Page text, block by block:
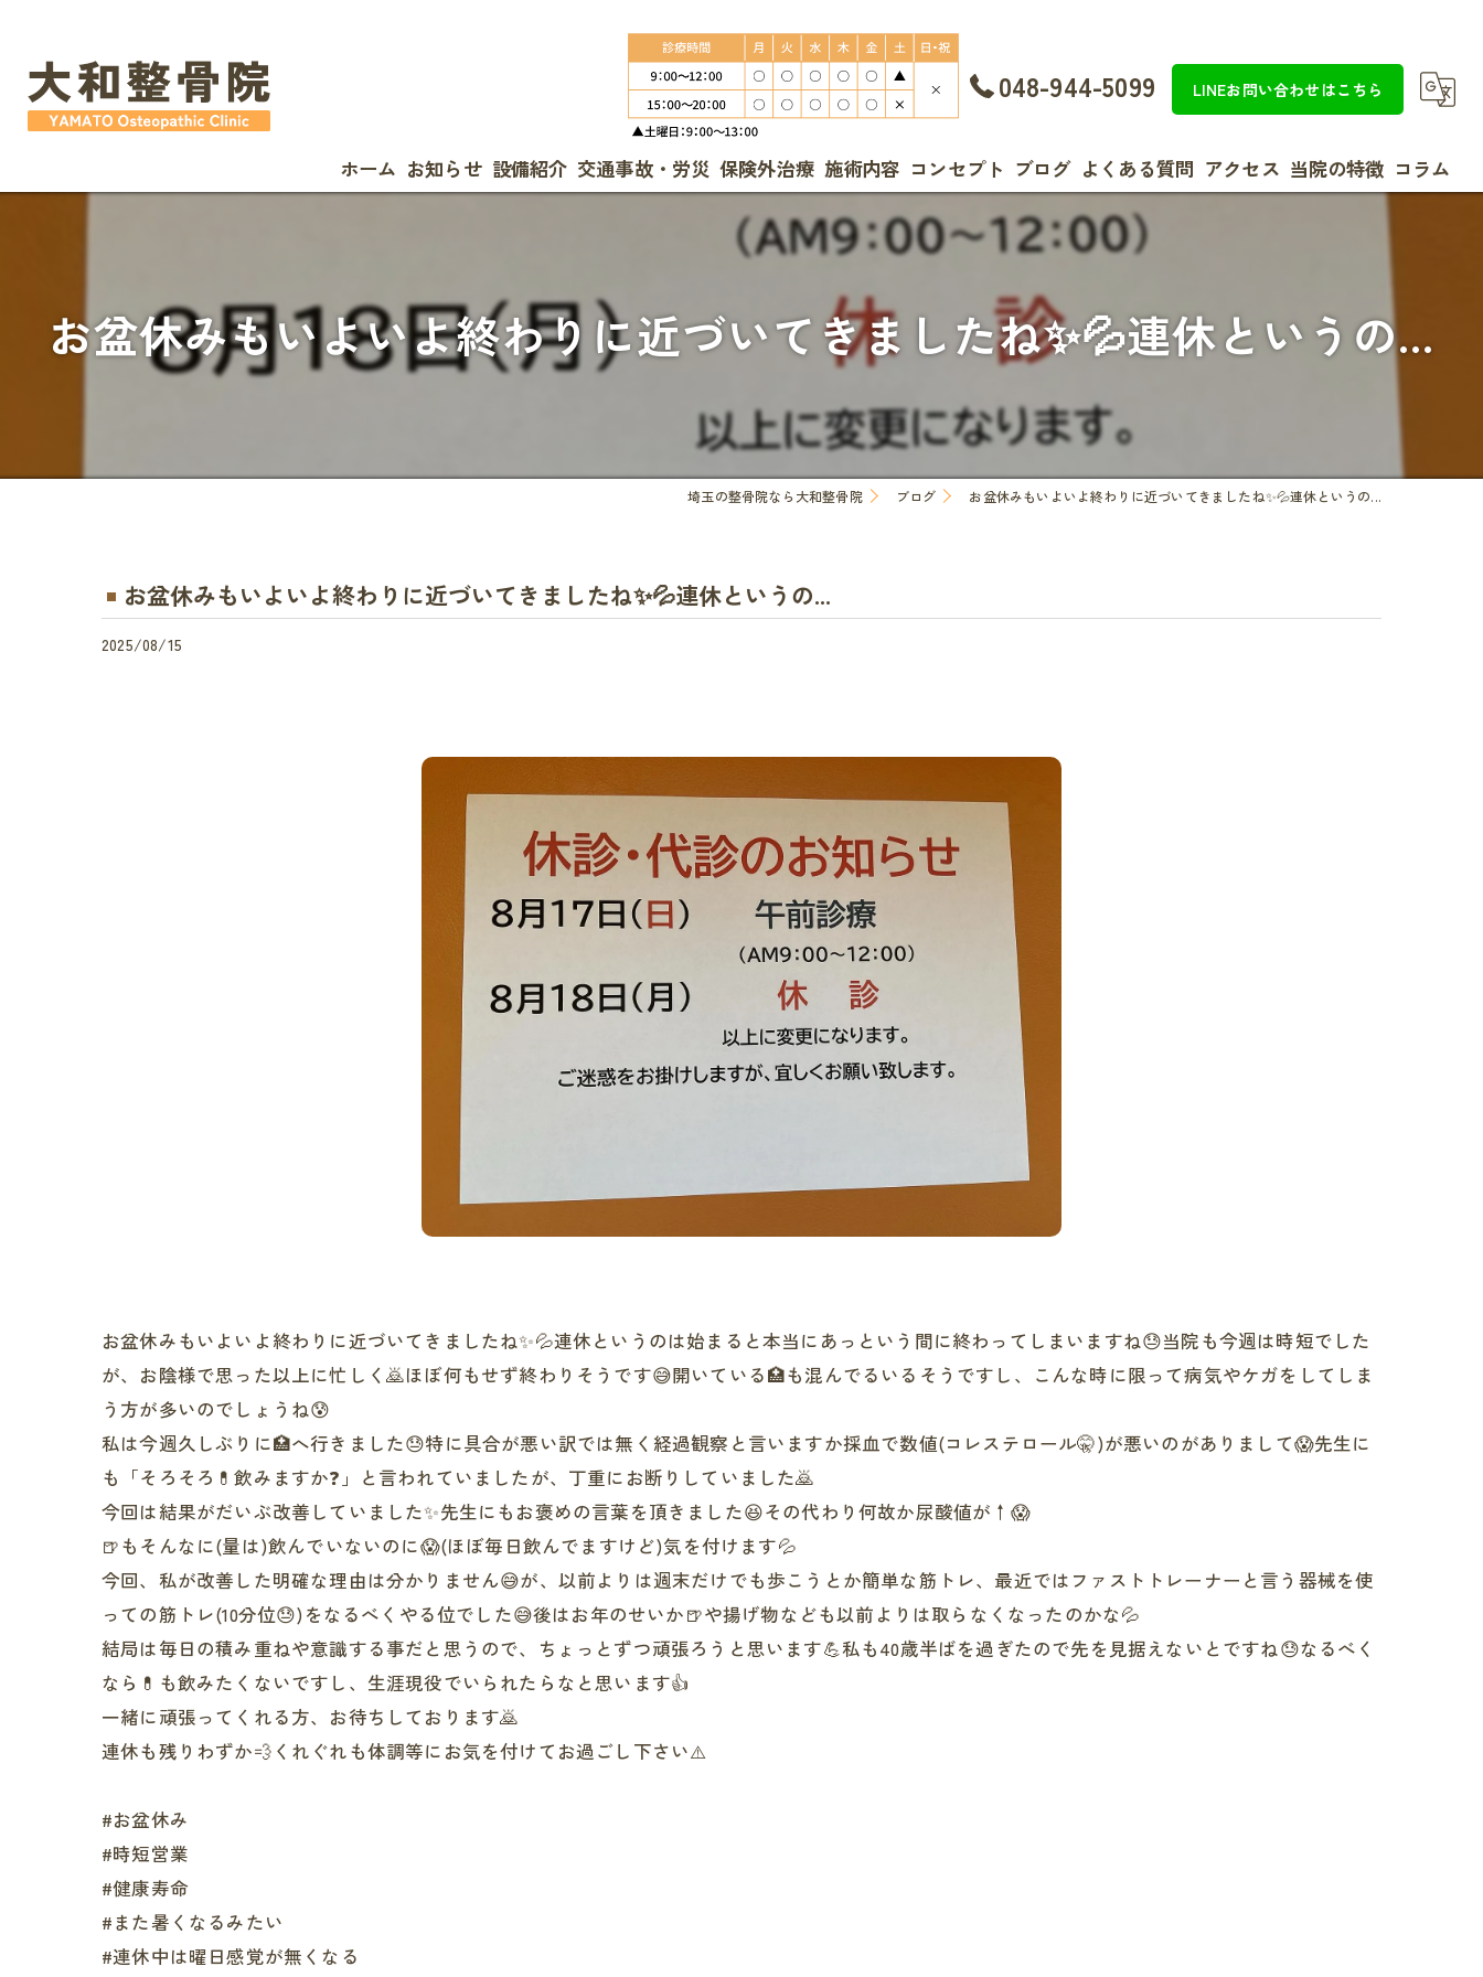
048-944-5099 LINEお問い合わせはこちら
ホーム お知らせ 設備紹介 交通事故・労災 保険外治療 施術内容 コンセプト ブログ よくある質問 アクセス 当院の特徴
ダイエット
コラム
お盆休みもいよいよ終わりに近づいてきましたね✨💦連休というの...
埼玉の整骨院なら大和整骨院 ブログ お盆休みもいよいよ終わりに近づいてきましたね✨💦連休というの...
お盆休みもいよいよ終わりに近づいてきましたね✨💦連休というの...
2025/08/15
お盆休みもいよいよ終わりに近づいてきましたね✨💦連休というのは始まると本当にあっという間に終わってしまいますね😓当院も今週は時短でした
が、お陰様で思った以上に忙しく🙇ほぼ何もせず終わりそうです😅開いている🏥も混んでるいるそうですし、こんな時に限って病気やケガをしてしま
う方が多いのでしょうね😰
私は今週久しぶりに🏥へ行きました😓特に具合が悪い訳では無く経過観察と言いますか採血で数値(コレステロール🤫)が悪いのがありまして😱先生に
も「そろそろ💊飲みますか❓」と言われていましたが、丁重にお断りしていました🙇
今回は結果がだいぶ改善していました✨先生にもお褒めの言葉を頂きました😆その代わり何故か尿酸値が↑😱
🍺もそんなに(量は)飲んでいないのに😱(ほぼ毎日飲んでますけど)気を付けます💦
今回、私が改善した明確な理由は分かりません😅が、以前よりは週末だけでも歩こうとか簡単な筋トレ、最近ではファストトレーナーと言う器械を使
っての筋トレ(10分位😓)をなるべくやる位でした😅後はお年のせいか🍺や揚げ物なども以前よりは取らなくなったのかな💦
結局は毎日の積み重ねや意識する事だと思うので、ちょっとずつ頑張ろうと思います💪私も40歳半ばを過ぎたので先を見据えないとですね😓なるべく
なら💊も飲みたくないですし、生涯現役でいられたらなと思います👍
一緒に頑張ってくれる方、お待ちしております🙇
連休も残りわずか💨くれぐれも体調等にお気を付けてお過ごし下さい⚠️
#お盆休み
#時短営業
#健康寿命
#また暑くなるみたい
#連休中は曜日感覚が無くなる